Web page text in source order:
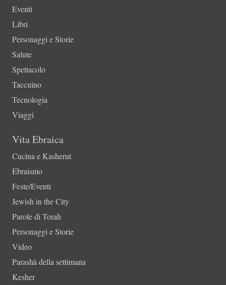
Eventi
Libri
Personaggi e Storie
Salute
Spettacolo
Taccuino
Tecnologia
Viaggi
Vita Ebraica
Cucina e Kasherut
Ebraismo
Feste/Eventi
Jewish in the City
Parole di Torah
Personaggi e Storie
Video
Parashà della settimana
Kesher